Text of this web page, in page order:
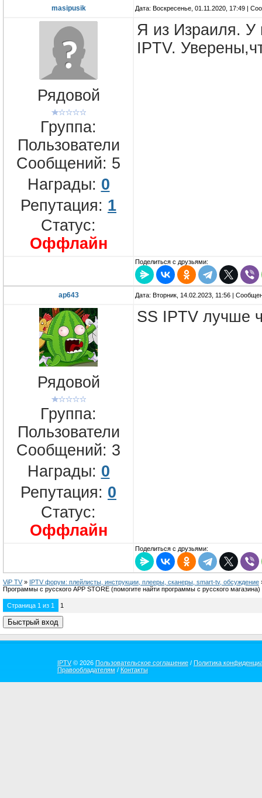
masipusik Дата: Воскресенье, 01.11.2020, 17:49 |
Рядовой
Группа:
Пользователи
Сообщений: 5
Награды: 0
Репутация: 1
Статус:
Оффлайн
Я из Израиля. У
IPTV.
Поделиться с друзьями:
ap643 Дата: Вторник, 14.02.2023, 11:56 |
Рядовой
Группа:
Пользователи
Сообщений: 3
Награды: 0
Репутация: 0
Статус:
Оффлайн
SS IPTV лучше
Поделиться с друзьями:
ViP TV » IPTV форум: плейлисты, инструкции, плееры, сканеры, smart-tv, обсуждение
Программы с русского APP STORE (помогите найти программы с русского магазина)
Страница 1 из 1 1
IPTV© 2026 Пользовательское соглашение / Политика
Правообладателям / Контакты